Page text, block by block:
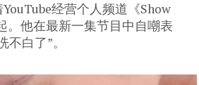
经营个人频道《Show
。他在最新一集节目中自嘲表
白了”。